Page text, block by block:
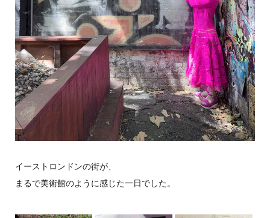
イーストロンドンの街が、
まるで美術館のように感じた一日でした。